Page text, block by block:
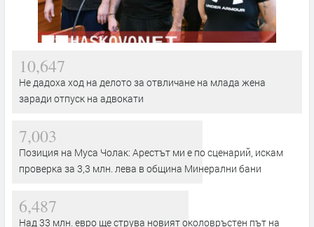
10,647
Не дадоха ход на делото за отвличане на млада жена
заради отпуск на адвокати
7,003
Позиция на Муса Чолак: Арестът ми е по сценарий, искам
проверка за 3,3 млн. лева в община Минерални бани
6,487
Над 33 млн. евро ще струва новият околовръстен път на